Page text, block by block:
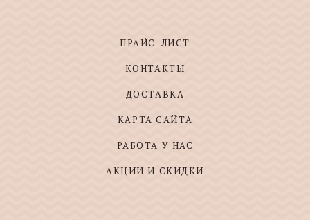
ПРАЙС-ЛИСТ
КОНТАКТЫ
ДОСТАВКА
КАРТА САЙТА
РАБОТА У НАС
АКЦИИ И СКИДКИ